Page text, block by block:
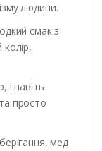
людини.
смак з
і навіть
просто
мед